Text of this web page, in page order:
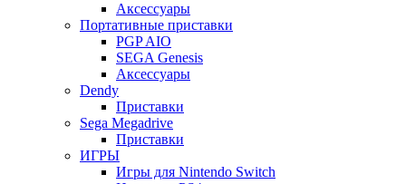
Аксессуары
Портативные приставки
PGP AIO
SEGA Genesis
Аксессуары
Dendy
Приставки
Sega Megadrive
Приставки
ИГРЫ
Игры для Nintendo Switch